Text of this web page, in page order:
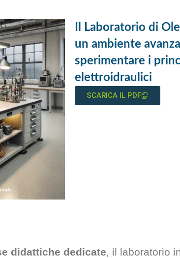
Il Laboratorio di
un ambiente
sperimentare i
elettroidraulici
SCARICA IL PDF
didattiche dedicate, il laboratorio